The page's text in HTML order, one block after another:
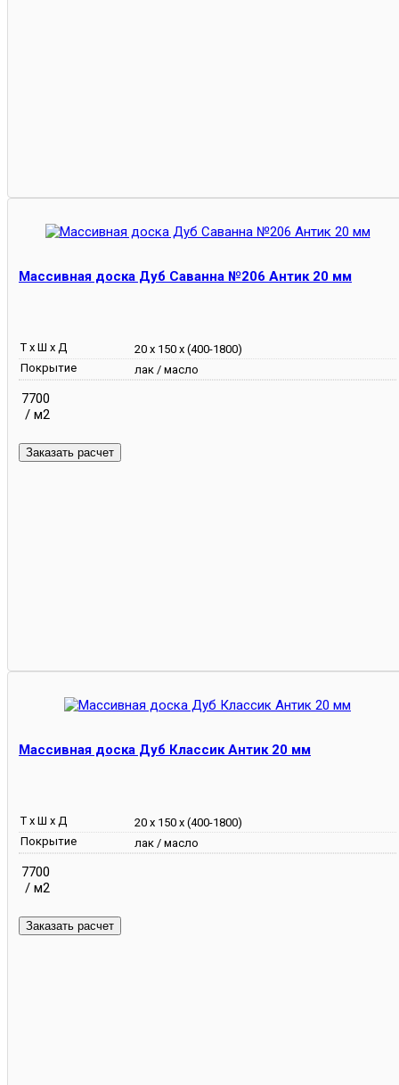
Массивная доска Дуб Саванна №206 Антик 20 мм
Т х Ш х Д
20 х 150 х (400-1800)
Покрытие
лак / масло
7700
/ м2
Массивная доска Дуб Классик Антик 20 мм
Т х Ш х Д
20 х 150 х (400-1800)
Покрытие
лак / масло
7700
/ м2